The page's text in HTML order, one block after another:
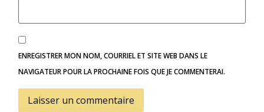
ENREGISTRER MON NOM, COURRIEL ET SITE WEB DANS LE
NAVIGATEUR POUR LA PROCHAINE FOIS QUE JE COMMENTERAI.